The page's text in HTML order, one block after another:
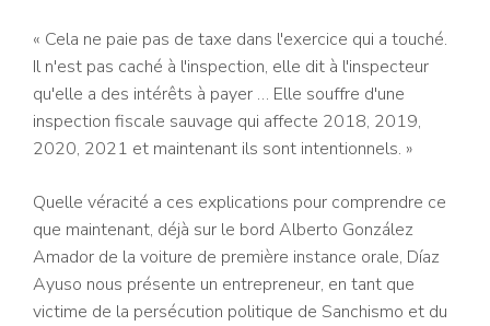
« Cela ne paie pas de taxe dans l'exercice qui a touché.
Il n'est pas caché à l'inspection, elle dit à l'inspecteur
qu'elle a des intérêts à payer … Elle souffre d'une
inspection fiscale sauvage qui affecte 2018, 2019,
2020, 2021 et maintenant ils sont intentionnels. »
Quelle véracité a ces explications pour comprendre ce
que maintenant, déjà sur le bord Alberto González
Amador de la voiture de première instance orale, Díaz
Ayuso nous présente un entrepreneur, en tant que
victime de la persécution politique de Sanchismo et du